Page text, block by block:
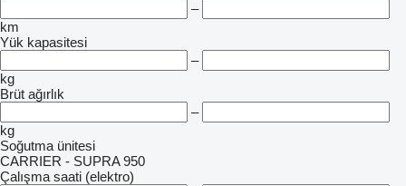
–
km
Yük kapasitesi
–
kg
Brüt ağırlık
–
kg
Soğutma ünitesi
CARRIER - SUPRA 950
Çalışma saati (elektro)